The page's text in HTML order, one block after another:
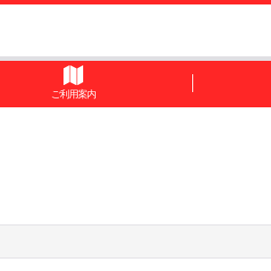
ご利用案内